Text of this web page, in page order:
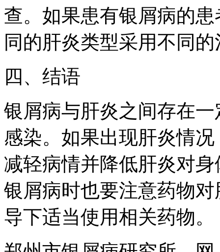
查。如果患有银屑病的
同的肝炎类型采用不同
四、结语
银屑病与肝炎之间存在
感染。如果出现肝炎情
减轻病情并降低肝炎对
银屑病时也要注意药物
导下适当使用相关药物。